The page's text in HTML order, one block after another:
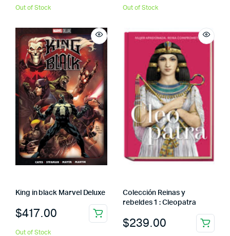
Out of Stock Out of Stock
King in black Marvel Deluxe
$417.00
Out of Stock
Colección Reinas y
rebeldes 1 : Cleopatra
$239.00